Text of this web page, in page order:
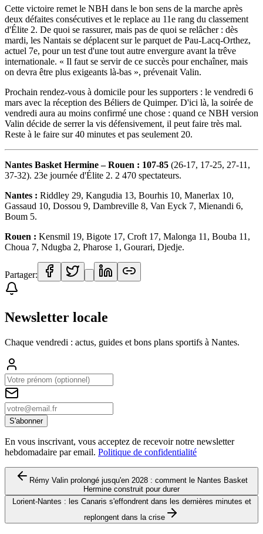
Cette victoire remet le NBH dans le bon sens de la marche après
deux défaites consécutives et le replace au 11e rang du classement
d'Élite 2. De quoi se rassurer, mais pas de quoi se relâcher : dès
mardi, les Nantais se déplacent sur le parquet de Pau-Lacq-Orthez,
actuel 7e, pour un test d'une tout autre envergure avant la trêve
internationale. « Il faut se servir de ce succès pour enchaîner, mais
on devra être plus exigeants là-bas », prévenait Valin.
Prochain rendez-vous à domicile pour les supporters : le vendredi 6
mars avec la réception des Béliers de Quimper. D'ici là, la soirée de
vendredi aura au moins confirmé une chose : quand ce NBH version
Valin décide de serrer la vis défensivement, il peut faire très mal.
Reste à le faire sur 40 minutes et pas seulement 20.
Nantes Basket Hermine – Rouen : 107-85 (26-17, 17-25, 27-11,
37-32). 23e journée d'Élite 2. 2 470 spectateurs.
Nantes : Riddley 29, Kangudia 13, Bourhis 10, Manerlax 10,
Gassaud 10, Dossou 9, Dambreville 8, Van Eyck 7, Mienandi 6,
Boum 5.
Rouen : Kensmil 19, Bigote 17, Croft 17, Malonga 11, Bouba 11,
Choua 7, Ndugba 2, Pharose 1, Gourari, Djedje.
Partager:
Newsletter locale
Chaque vendredi : actus, guides et bons plans sportifs à Nantes.
S'abonner
En vous inscrivant, vous acceptez de recevoir notre newsletter
hebdomadaire par email. Politique de confidentialité
Rémy Valin prolongé jusqu'en 2028 : comment le Nantes Basket
Hermine construit pour durer
Lorient-Nantes : les Canaris s'effondrent dans les dernières minutes et
replongent dans la crise